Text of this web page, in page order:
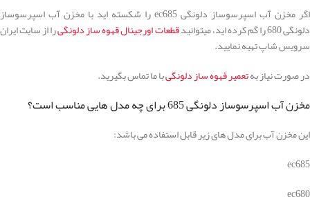
اگر مخزن آب اسپرسوساز دلونگی ec685 را شکسته اید با مخزن آب اسپرسوساز
دلونگی 680 را گم کرده اید، میتوانید
قطعات اورجینال قهوه ساز دلونگیرا از سایت ایران
سرویس شاپ تهیه نمایید.
در صورت نیاز بهتعمیر قهوه ساز دلونگیبا ما تماس بگیرید.
مخزن آب اسپرسوساز دلونگی 685 برای چه مدل هایی مناسب است؟
این مخزن آب برای مدل های زیر قابل استفاده می باشد:
ec685
ec680